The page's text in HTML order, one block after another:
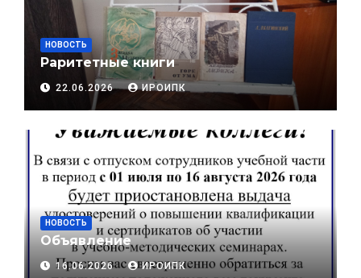
НОВОСТЬ
Раритетные книги
22.06.2026 ИРОИПК
НОВОСТЬ
Объявление
16.06.2026 ИРОИПК